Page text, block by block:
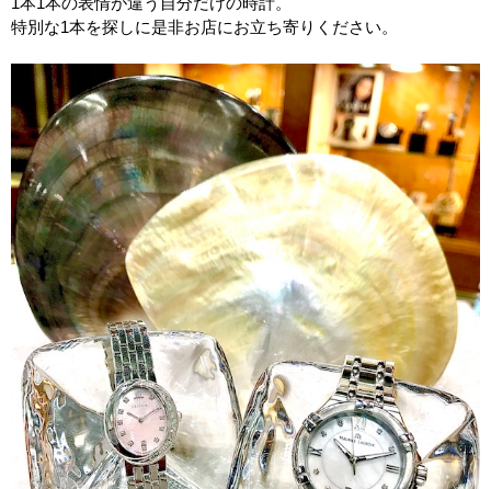
特別な1本を探しに是非お店にお立ち寄りください。